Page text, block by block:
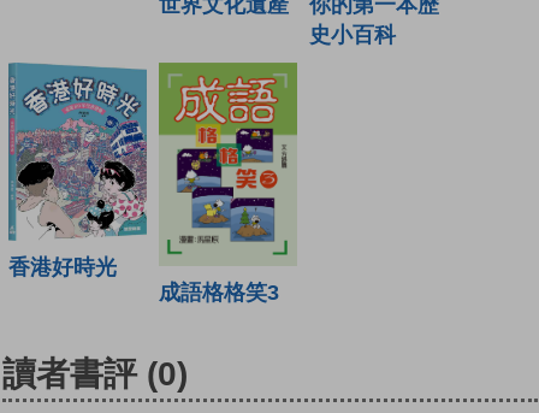
史小百科
香港好時光
成語格格笑3
讀者書評 (0)